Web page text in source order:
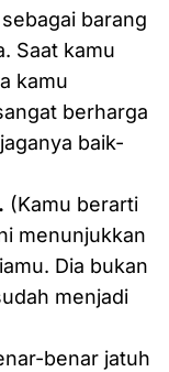
barang
Saat kamu
kamu
berharga
baik-
(Kamu berarti
menunjukkan
Dia bukan
menjadi
benar jatuh